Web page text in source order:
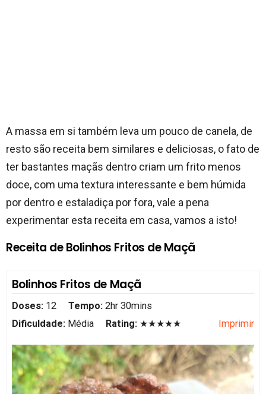
A massa em si também leva um pouco de canela, de
resto são receita bem similares e deliciosas, o fato de
ter bastantes maçãs dentro criam um frito menos
doce, com uma textura interessante e bem húmida
por dentro e estaladiça por fora, vale a pena
experimentar esta receita em casa, vamos a isto!
Receita de Bolinhos Fritos de Maçã
Bolinhos Fritos de Maçã
Doses: 12 Tempo: 2hr 30mins
Dificuldade: Média Rating: ★★★★★ Imprimir